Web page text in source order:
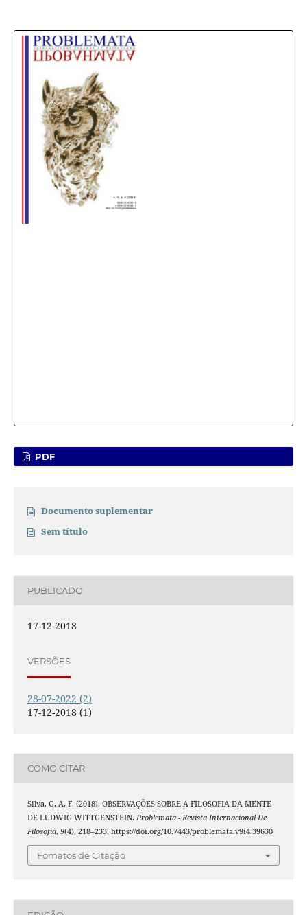
PDF
Documento suplementar
Sem título
PUBLICADO
17-12-2018
VERSÕES
28-07-2022 (2)
17-12-2018 (1)
COMO CITAR
Silva, G. A. F. (2018). OBSERVAÇÕES SOBRE A FILOSOFIA DA MENTE
DE LUDWIG WITTGENSTEIN. Problemata - Revista Internacional De
Filosofia, 9(4), 218–233. https://doi.org/10.7443/problemata.v9i4.39630
Fomatos de Citação